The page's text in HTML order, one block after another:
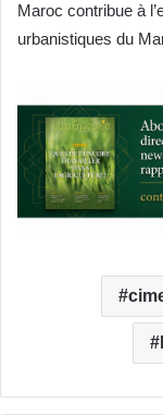
Maroc contribue à
urbanistiques du